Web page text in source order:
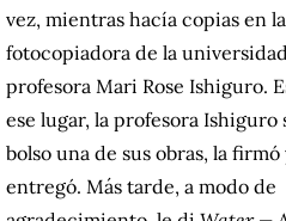
vez, mientras hacía copias en la
fotocopiadora de la
profesora Mari Rose Ishiguro.
ese lugar, la profesora Ishiguro
bolso una de sus obras, la firmó
entregó. Más tarde, a modo de